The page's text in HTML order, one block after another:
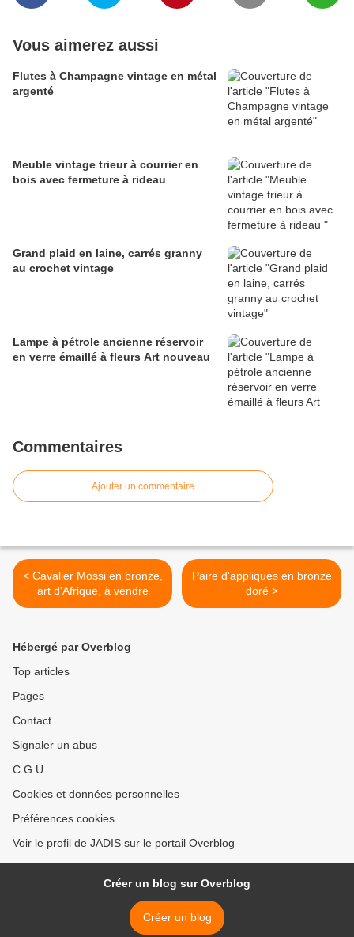
Vous aimerez aussi
Flutes à Champagne vintage en métal
argenté
Meuble vintage trieur à courrier en
bois avec fermeture à rideau
Grand plaid en laine, carrés granny
au crochet vintage
Lampe à pétrole ancienne réservoir
en verre émaillé à fleurs Art nouveau
Commentaires
Ajouter un commentaire
< Cavalier Mossi en bronze,
art d'Afrique, à vendre
Paire d'appliques en bronze
doré >
Hébergé par Overblog
Top articles
Pages
Contact
Signaler un abus
C.G.U.
Cookies et données personnelles
Préférences cookies
Voir le profil de JADIS sur le portail Overblog
Créer un blog sur Overblog
Créer un blog